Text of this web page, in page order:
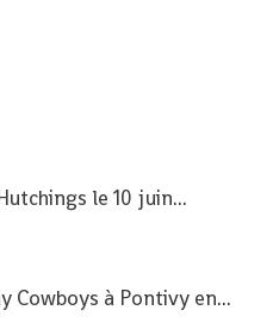
le 10 juin...
Cowboys à Pontivy en...